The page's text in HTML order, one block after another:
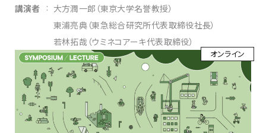
講演者 : 大方潤一郎（東京大学名誉教授）
東浦亮典（東急総合研究所代表取締役社長）
若林拓哉（ウミネコアーキ代表取締役）
オンライン